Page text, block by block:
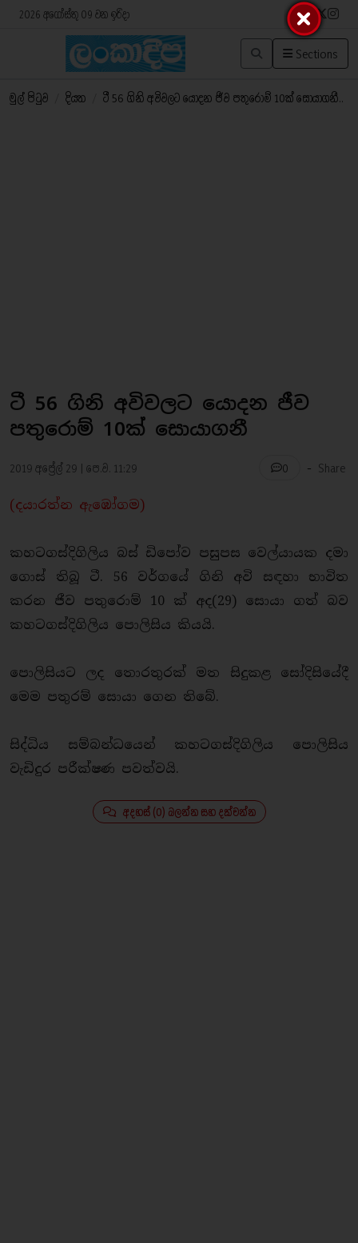
2026 අගෝස්තු 09 වන ඉරිදා
Sections
මුල් පිටුව දියත ටී 56 ගිනි අවිවලට යොදන ජීව පතුරොම් 10ක් සොයාගනී..
ටී 56 ගිනි අවිවලට යොදන ජීව
පතුරොම් 10ක් සොයාගනී
2019 අප්‍රේල් 29 | පෙ.ව. 11:29 0 - Share
(දයාරත්න ඇඹෝගම)
කහටගස්දිගිලිය බස් ඩිපෝව පසුපස වෙල්යායක දමා
ගොස් තිබූ ටී. 56 වර්ගයේ ගිනි අවි සඳහා භාවිත
කරන ජීව පතුරොම් 10 ක් අද(29) සොයා ගත් බව
කහටගස්දිගිලිය ‍පොලිසිය කියයි.
පොලිසියට ලද තොරතුරක් මත සිදුකළ සෝදිසියේදී
මෙම පතුරම් සොයා ගෙන තිබේ.
සිද්ධිය සම්බන්ධයෙන් කහටගස්දිගිලිය පොලිසිය
වැඩිදුර පරීක්ෂණ පවත්වයි.
අදහස් (0) බලන්න සහ දක්වන්න